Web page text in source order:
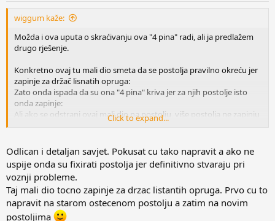
wiggum kaže:
Možda i ova uputa o skraćivanju ova "4 pina" radi, ali ja predlažem
drugo rješenje.
Konkretno ovaj tu mali dio smeta da se postolja pravilno okreću jer
zapinje za držač lisnatih opruga:
Zato onda ispada da su ona "4 pina" kriva jer za njih postolje isto
onda zapinje:
Ali ako se odstrani ovaj mali dio na postolju, više postolja ne zapinju
malog dijela više ne zapinju ni za njih
Click to expand...
Odlican i detaljan savjet. Pokusat cu tako napravit a ako ne
uspije onda su fixirati postolja jer definitivno stvaraju pri
voznji probleme.
Taj mali dio tocno zapinje za drzac listantih opruga. Prvo cu to
napravit na starom ostecenom postolju a zatim na novim
postoljima